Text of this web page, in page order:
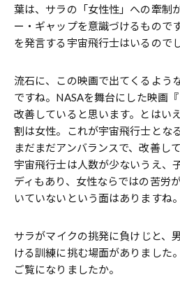
葉は、サラの「女性性」への牽制
ー・ギャップを意識づけるもので
を発言する宇宙飛行士はいるので
流石に、この映画で出てくるよう
ですね。NASAを舞台にした映画
改善していると思います。とはい
割は女性。これが宇宙飛行士とな
まだまだアンバランスで、改善し
宇宙飛行士は人数が少ないうえ、
ディもあり、女性ならではの苦労
いていないという面はありますね。
――サラがマイクの挑発に負けじと
ける訓練に挑む場面がありました
ご覧になりましたか。